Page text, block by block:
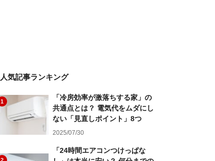
人気記事ランキング
1
「冷房効率が激落ちする家」の
共通点とは？ 電気代をムダにし
ない「見直しポイント」8つ
2025/07/30
2
「24時間エアコンつけっぱな